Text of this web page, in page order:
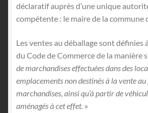
déclaratif auprès d’une unique
compétente : le maire de la commune
Les ventes au déballage sont définies
du Code de Commerce de la manière
de marchandises effectuées dans des
emplacements non destinés à la vente au
marchandises, ainsi qu’à partir de
aménagés à cet effet. »